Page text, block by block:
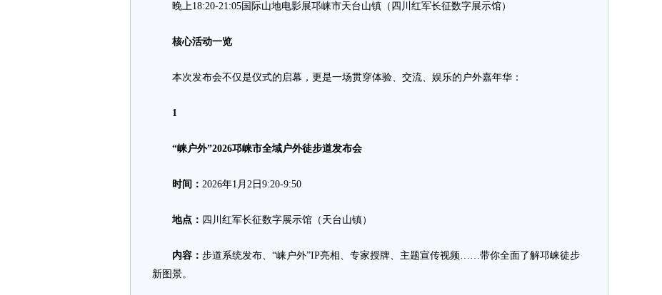
晚上18:20-21:05国际山地电影展邛崃市天台山镇（四川红军长征数字展示馆）
核心活动一览
本次发布会不仅是仪式的启幕，更是一场贯穿体验、交流、娱乐的户外嘉年华：
1
“崃户外”2026邛崃市全域户外徒步道发布会
时间： 2026年1月2日9:20-9:50
地点： 四川红军长征数字展示馆（天台山镇）
内容： 步道系统发布、“崃户外”IP亮相、专家授牌、主题宣传视频……带你全面了解邛崃徒步
新图景。